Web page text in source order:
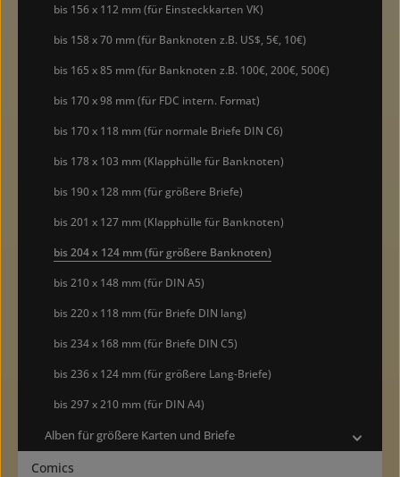
bis 156 x 112 mm (für Einsteckkarten VK)
bis 158 x 70 mm (für Banknoten z.B. US$, 5€, 10€)
bis 165 x 85 mm (für Banknoten z.B. 100€, 200€, 500€)
bis 170 x 98 mm (für FDC intern. Format)
bis 170 x 118 mm (für normale Briefe DIN C6)
bis 178 x 103 mm (Klapphülle für Banknoten)
bis 190 x 128 mm (für größere Briefe)
bis 201 x 127 mm (Klapphülle für Banknoten)
bis 204 x 124 mm (für größere Banknoten)
bis 210 x 148 mm (für DIN A5)
bis 220 x 118 mm (für Briefe DIN lang)
bis 234 x 168 mm (für Briefe DIN C5)
bis 236 x 124 mm (für größere Lang-Briefe)
bis 297 x 210 mm (für DIN A4)
Alben für größere Karten und Briefe
Comics